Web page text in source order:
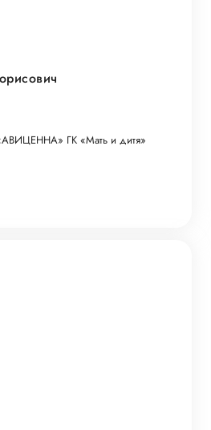
«АВИЦЕННА» ГК «Мать и дитя»